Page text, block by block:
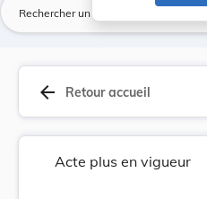
arrow_back Retour accueil
Acte plus en vigueur